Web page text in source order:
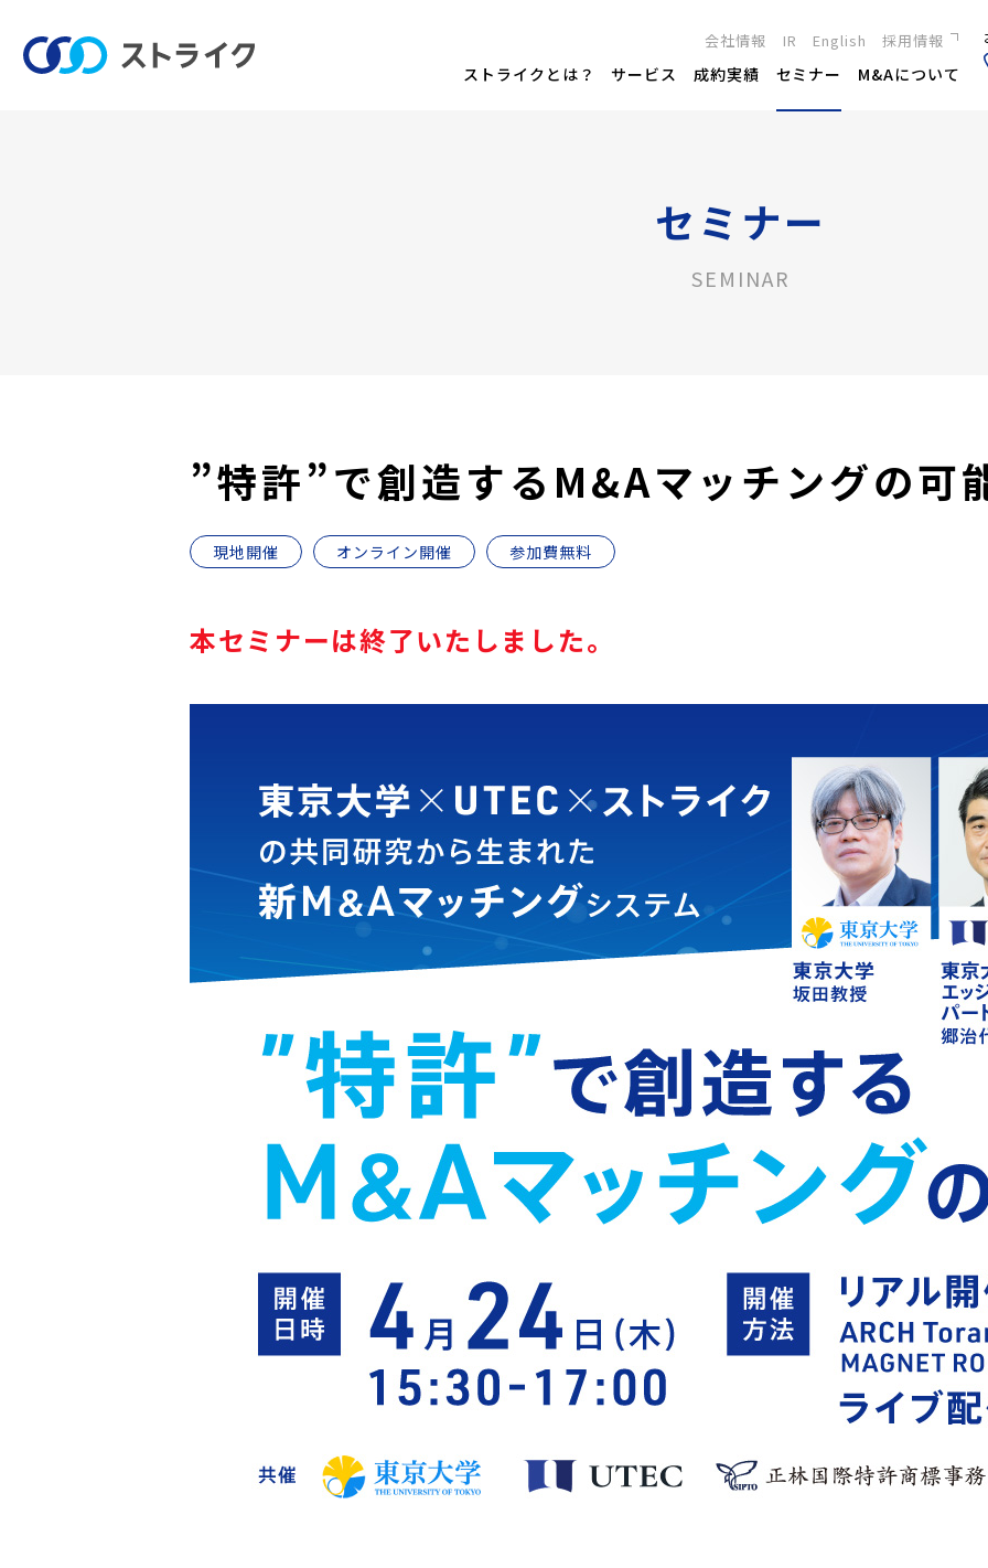
会社情報 IR English 採用情報
新卒採用
キャリア採用
ストライクとは？ サービス 成約実績 セミナー M&Aについて
セミナー
SEMINAR
”特許”で創造するM&Aマッチングの可
現地開催 オンライン開催 参加費無料
本セミナーは終了いたしました。